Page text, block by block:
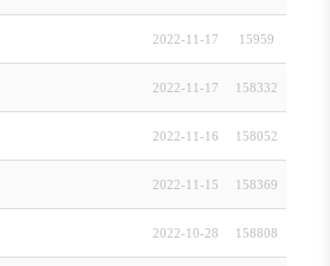
2022-11-17 15959
2022-11-17 158332
2022-11-16 158052
2022-11-15 158369
2022-10-28 158808